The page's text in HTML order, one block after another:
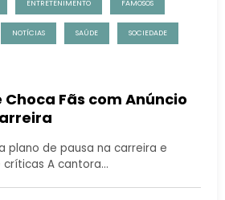
ENTRETENIMENTO FAMOSOS
NOTÍCIAS SAÚDE SOCIEDADE
Fãs com Anúncio
plano de pausa na carreira e
críticas A cantora…